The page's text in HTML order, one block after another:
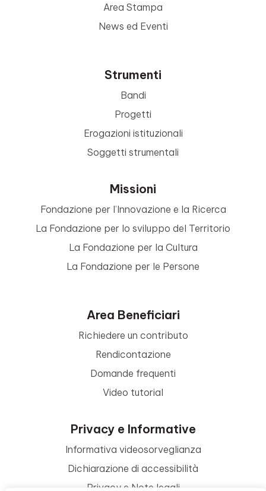
Area Stampa
News ed Eventi
Strumenti
Bandi
Progetti
Erogazioni istituzionali
Soggetti strumentali
Missioni
Fondazione per l’Innovazione e la Ricerca
La Fondazione per lo sviluppo del Territorio
La Fondazione per la Cultura
La Fondazione per le Persone
Area Beneficiari
Richiedere un contributo
Rendicontazione
Domande frequenti
Video tutorial
Privacy e Informative
Informativa videosorveglianza
Dichiarazione di accessibilità
Privacy e Note legali